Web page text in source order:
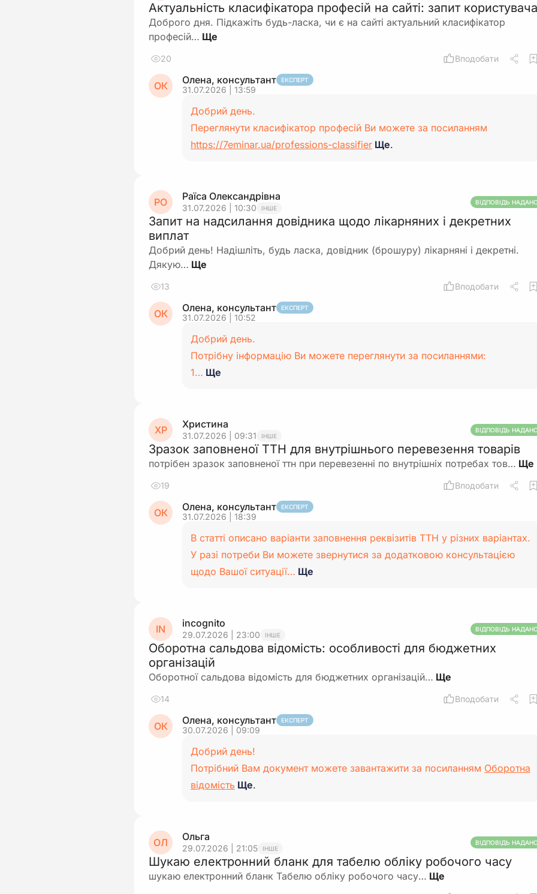
Актуальність класифікатора професій на сайті: запит користувача
Доброго дня. Підкажіть будь-ласка, чи є на сайті актуальний класифікатор
професій…
20 Вподобати
ОК Олена, консультант ЕКСПЕРТ
31.07.2026 | 13:59
Добрий день.
Переглянути класифікатор професій Ви можете за посиланням
https://7eminar.ua/professions-classifier Ще.
РО Раїса Олександрівна
31.07.2026 | 10:30 ІНШЕ
ВІДПОВІДЬ
Запит на надсилання довідника щодо лікарняних і декретних
виплат
Добрий день! Надішліть, будь ласка, довідник (брошуру) лікарняні і декретні.
Дякую…
13 Вподобати
ОК Олена, консультант ЕКСПЕРТ
31.07.2026 | 10:52
Добрий день.
Потрібну інформацію Ви можете переглянути за посиланнями:
1… Ще
ХР Христина
31.07.2026 | 09:31 ІНШЕ
ВІДПОВІДЬ
Зразок заповненої ТТН для внутрішнього перевезення товарів
потрібен зразок заповненої ттн при перевезенні по внутрішніх потребах тов…
19 Вподобати
ОК Олена, консультант ЕКСПЕРТ
31.07.2026 | 18:39
В статті описано варіанти заповнення реквізитів ТТН у різних варіантах.
У разі потреби Ви можете звернутися за додатковою консультацією
щодо Вашої ситуації… Ще
IN incognito
29.07.2026 | 23:00 ІНШЕ
ВІДПОВІДЬ
Оборотна сальдова відомість: особливості для бюджетних
організацій
Оборотної сальдова відомість для бюджетних організацій…
14 Вподобати
ОК Олена, консультант ЕКСПЕРТ
30.07.2026 | 09:09
Добрий день!
Потрібний Вам документ можете завантажити за посиланням Оборотна
відомість Ще.
ОЛ Ольга
29.07.2026 | 21:05 ІНШЕ
ВІДПОВІДЬ
Шукаю електронний бланк для табелю обліку робочого часу
шукаю електронний бланк Табелю обліку робочого часу…